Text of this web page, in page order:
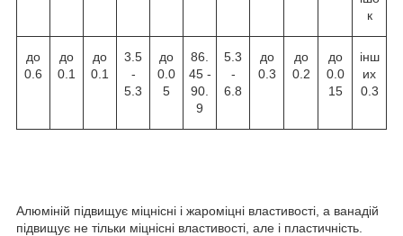
к
до
0.6
до
0.1
до
0.1
3.5
-
5.3
до
0.0
5
86.
45 -
90.
9
5.3
-
6.8
до
0.3
до
0.2
до
0.0
15
інш
их
0.3
Алюміній підвищує міцнісні і жароміцні властивості, а ванадій
підвищує не тільки міцнісні властивості, але і пластичність.